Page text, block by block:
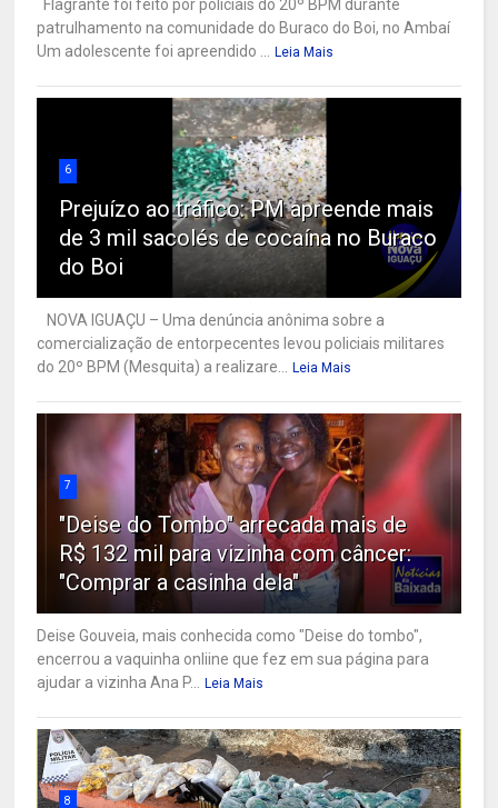
Flagrante foi feito por policiais do 20º BPM durante
patrulhamento na comunidade do Buraco do Boi, no Ambaí
Um adolescente foi apreendido ...
Leia Mais
6
Prejuízo ao tráfico: PM apreende mais
de 3 mil sacolés de cocaína no Buraco
do Boi
NOVA IGUAÇU – Uma denúncia anônima sobre a
comercialização de entorpecentes levou policiais militares
do 20º BPM (Mesquita) a realizare...
Leia Mais
7
"Deise do Tombo" arrecada mais de
R$ 132 mil para vizinha com câncer:
"Comprar a casinha dela"
Deise Gouveia, mais conhecida como "Deise do tombo",
encerrou a vaquinha onliine que fez em sua página para
ajudar a vizinha Ana P...
Leia Mais
8